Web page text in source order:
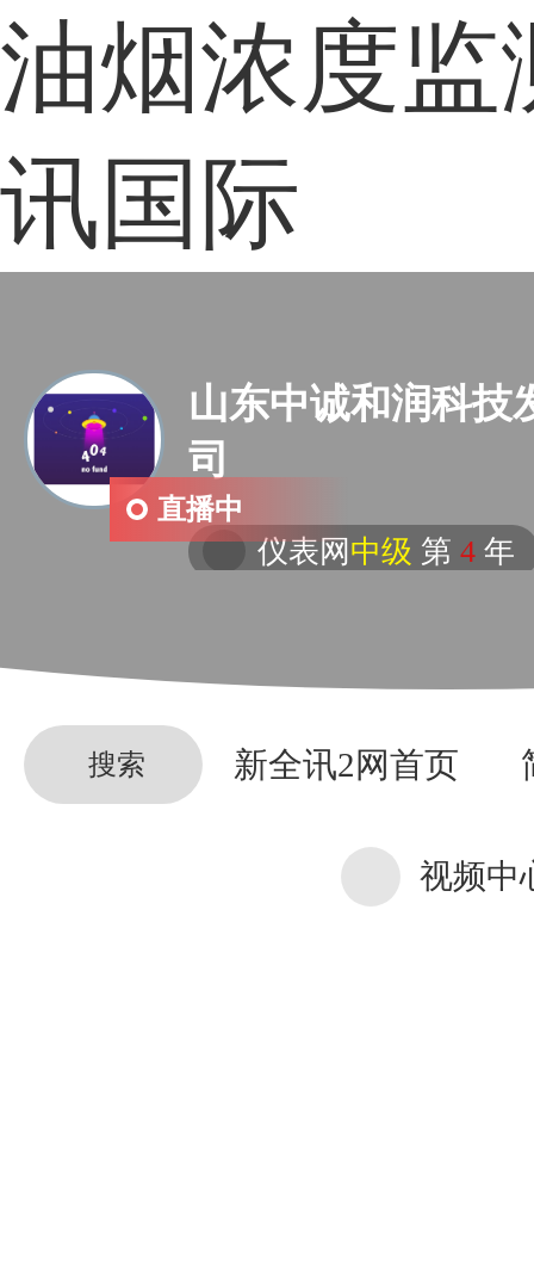
油烟浓度监
讯国际
山东中诚和润科技
司
仪表网中级 第 4年
搜索 新全讯2网首页
视频中
直播中